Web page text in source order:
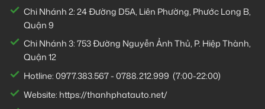
Chi Nhánh 2:24 Đường D5A, Liên Phường, Phước Long B,
Quận 9
Chi Nhánh 3:753 Đường Nguyễn Ảnh Thủ, P. Hiệp Thành,
Quận 12
Hotline:0977.383.567-0788.212.999 (7:00-22:00)
Website: https://thanhphatauto.net/